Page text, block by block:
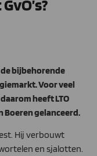
bijbehorende
Voor veel
heeft LTO
Boeren gelanceerd.
Hij verbouwt
en sjalotten.